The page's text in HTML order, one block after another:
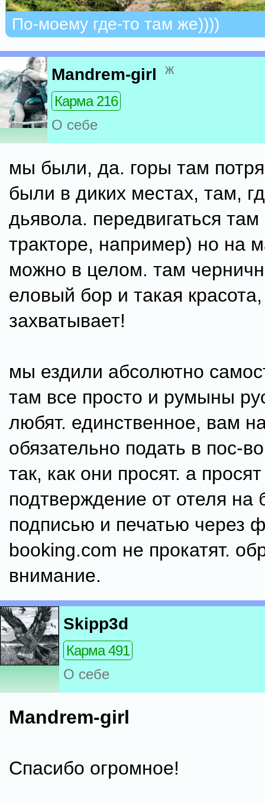
По-моему где-то там же))))
Mandrem-girl ж
Карма 216
О себе
мы были, да. горы там
были в диких местах, там,
дьявола. передвигаться
тракторе, например) но на
можно в целом. там
еловый бор и такая
захватывает!
мы ездили абсолютно
там все просто и румыны
любят. единственное, вам
обязательно подать в пос-
так, как они просят. а
подтверждение от отеля на
подписью и печатью через
booking.com не прокатят.
внимание.
Skipp3d
Карма 491
О себе
Mandrem-girl
Спасибо огромное!